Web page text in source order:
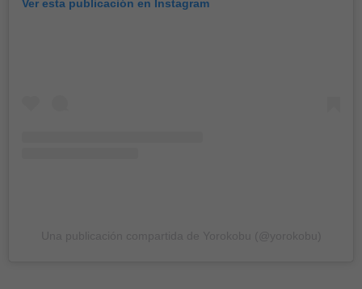
Ver esta publicación en Instagram